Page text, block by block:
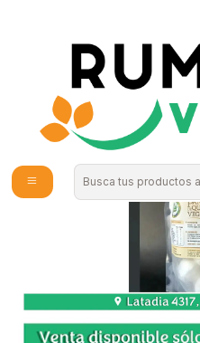
Envío gratis por compras sobre
PAN DE QUESO VEGANO 20U -
disponibles para retiro en tienda"